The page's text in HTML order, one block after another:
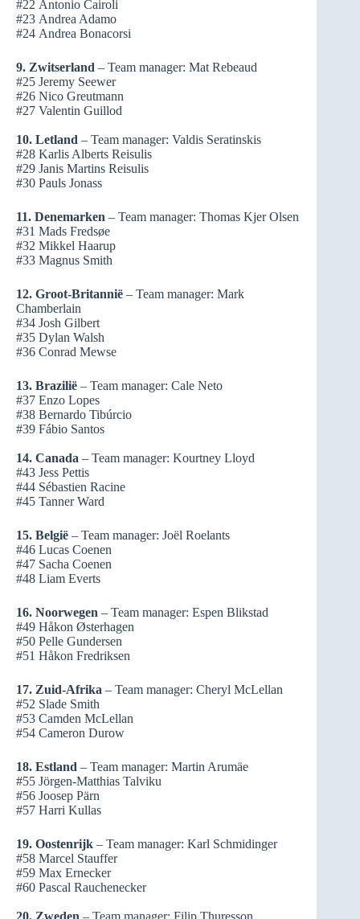
#22 Antonio Cairoli
#23 Andrea Adamo
#24 Andrea Bonacorsi
9. Zwitserland – Team manager: Mat Rebeaud
#25 Jeremy Seewer
#26 Nico Greutmann
#27 Valentin Guillod
10. Letland – Team manager: Valdis Seratinskis
#28 Karlis Alberts Reisulis
#29 Janis Martins Reisulis
#30 Pauls Jonass
11. Denemarken – Team manager: Thomas Kjer Olsen
#31 Mads Fredsøe
#32 Mikkel Haarup
#33 Magnus Smith
12. Groot-Britannië – Team manager: Mark
Chamberlain
#34 Josh Gilbert
#35 Dylan Walsh
#36 Conrad Mewse
13. Brazilië – Team manager: Cale Neto
#37 Enzo Lopes
#38 Bernardo Tibúrcio
#39 Fábio Santos
14. Canada – Team manager: Kourtney Lloyd
#43 Jess Pettis
#44 Sébastien Racine
#45 Tanner Ward
15. België – Team manager: Joël Roelants
#46 Lucas Coenen
#47 Sacha Coenen
#48 Liam Everts
16. Noorwegen – Team manager: Espen Blikstad
#49 Håkon Østerhagen
#50 Pelle Gundersen
#51 Håkon Fredriksen
17. Zuid-Afrika – Team manager: Cheryl McLellan
#52 Slade Smith
#53 Camden McLellan
#54 Cameron Durow
18. Estland – Team manager: Martin Arumäe
#55 Jörgen-Matthias Talviku
#56 Joosep Pärn
#57 Harri Kullas
19. Oostenrijk – Team manager: Karl Schmidinger
#58 Marcel Stauffer
#59 Max Ernecker
#60 Pascal Rauchenecker
20. Zweden – Team manager: Filip Thuresson